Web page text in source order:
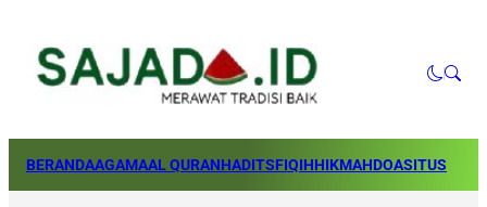
BERANDAAGAMAAL QURANHADITSFIQIHHIKMAHDOASITUS